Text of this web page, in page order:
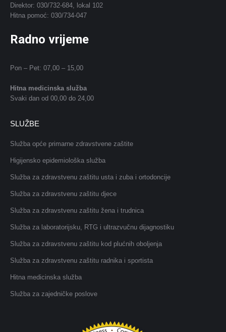
Direktor: 030/732-684, lokal 102
Hitna pomoć: 030/734-047
Radno vrijeme
Pon – Pet: 07,00 – 15,00
Hitna medicinska služba
Svaki dan od 00,00 do 24,00
SLUŽBE
Služba opće primarne zdravstvene zaštite
Higijensko epidemiološka služba
Služba za zdravstvenu zaštitu usta i zuba i ortodoncije
Služba za zdravstvenu zaštitu djece
Služba za zdravstvenu zaštitu žena i trudnica
Služba za laboratorijsku, RTG i ultrazvučnu dijagnostiku
Služba za zdravstvenu zaštitu kod plućnih oboljenja
Služba za zdravstvenu zaštitu radnika i sportista
Hitna medicinska služba
Služba za zajedničke poslove